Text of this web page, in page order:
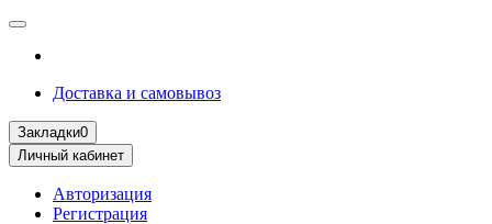
Доставка и самовывоз
Закладки0
Личный кабинет
Авторизация
Регистрация